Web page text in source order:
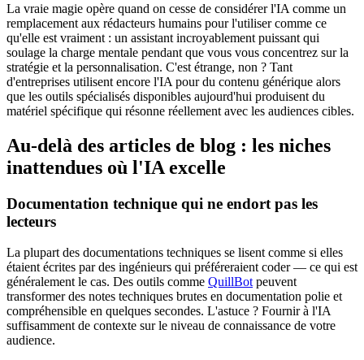
La vraie magie opère quand on cesse de considérer l'IA comme un
remplacement aux rédacteurs humains pour l'utiliser comme ce
qu'elle est vraiment : un assistant incroyablement puissant qui
soulage la charge mentale pendant que vous vous concentrez sur la
stratégie et la personnalisation. C'est étrange, non ? Tant
d'entreprises utilisent encore l'IA pour du contenu générique alors
que les outils spécialisés disponibles aujourd'hui produisent du
matériel spécifique qui résonne réellement avec les audiences cibles.
Au-delà des articles de blog : les niches
inattendues où l'IA excelle
Documentation technique qui ne endort pas les
lecteurs
La plupart des documentations techniques se lisent comme si elles
étaient écrites par des ingénieurs qui préféreraient coder — ce qui est
généralement le cas. Des outils comme QuillBotpeuvent
transformer des notes techniques brutes en documentation polie et
compréhensible en quelques secondes. L'astuce ? Fournir à l'IA
suffisamment de contexte sur le niveau de connaissance de votre
audience.